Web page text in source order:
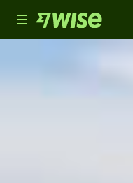
Toggle
navigation